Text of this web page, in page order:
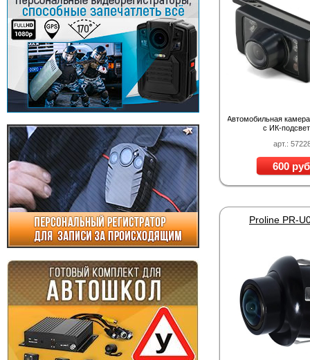
арт.:
Автомобильная
с ИК-
600
Proline PR-